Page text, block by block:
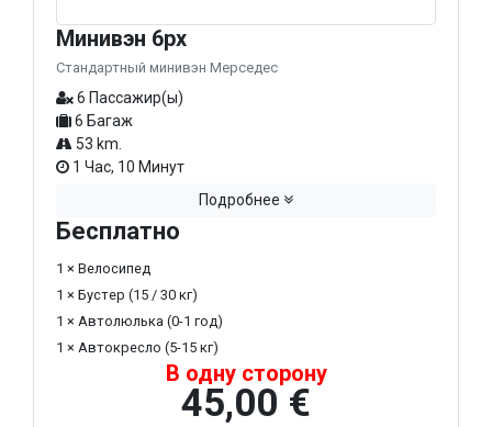
Минивэн 6px
Стандартный минивэн Мерседес
6 Пассажир(ы)
6 Багаж
53 km.
1 Час, 10 Минут
Подробнее
Бесплатно
1 × Велосипед
1 × Бустер (15 / 30 кг)
1 × Автолюлька (0-1 год)
1 × Автокресло (5-15 кг)
В одну сторону
45,00 €